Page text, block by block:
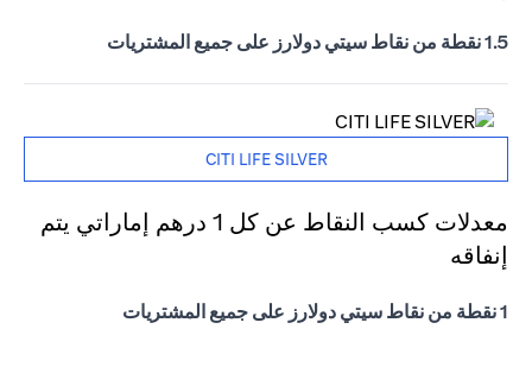
1.5 نقطة من نقاط سيتي دولارز على جميع المشتريات
CITI LIFE SILVER
معدلات كسب النقاط عن كل 1 درهم إماراتي يتم
إنفاقه
1 نقطة من نقاط سيتي دولارز على جميع المشتريات